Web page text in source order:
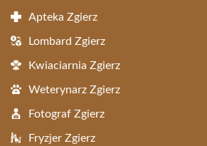
Apteka Zgierz
Lombard Zgierz
Kwiaciarnia Zgierz
Weterynarz Zgierz
Fotograf Zgierz
Fryzjer Zgierz